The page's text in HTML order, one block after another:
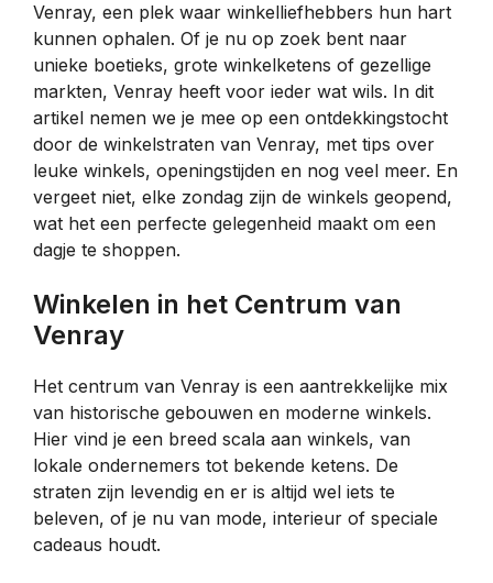
Venray, een plek waar winkelliefhebbers hun hart
kunnen ophalen. Of je nu op zoek bent naar
unieke boetieks, grote winkelketens of gezellige
markten, Venray heeft voor ieder wat wils. In dit
artikel nemen we je mee op een ontdekkingstocht
door de winkelstraten van Venray, met tips over
leuke winkels, openingstijden en nog veel meer. En
vergeet niet, elke zondag zijn de winkels geopend,
wat het een perfecte gelegenheid maakt om een
dagje te shoppen.
Winkelen in het Centrum van
Venray
Het centrum van Venray is een aantrekkelijke mix
van historische gebouwen en moderne winkels.
Hier vind je een breed scala aan winkels, van
lokale ondernemers tot bekende ketens. De
straten zijn levendig en er is altijd wel iets te
beleven, of je nu van mode, interieur of speciale
cadeaus houdt.